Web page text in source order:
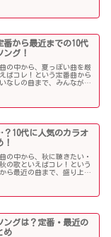
番から最近までの10代
ング！
の中から、夏っぽい曲を厳
ばコレ！という定番曲から
なしの曲まで、みんなが選
10代に人気のカラオ
の中から、秋に聴きたい・
の歌といえばコレ！という
ら最近の曲まで、盛り上が
ングは？定番・最近の
め